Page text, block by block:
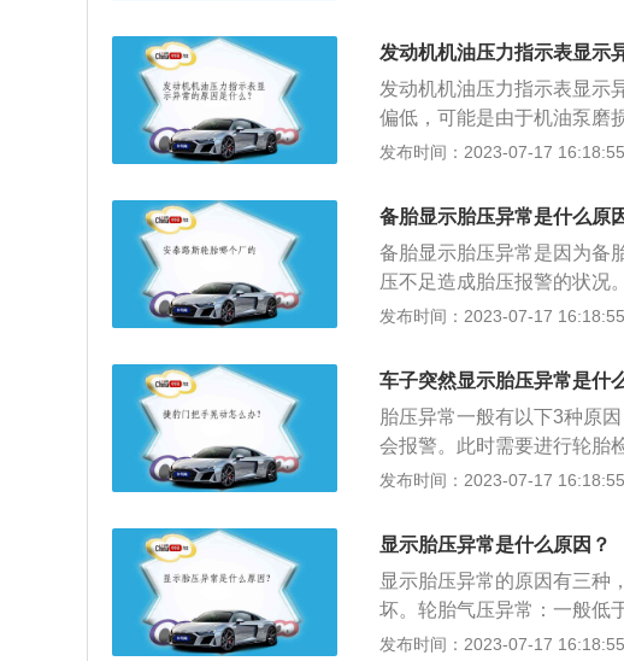
警示灯，如果不能消除，则
过低后果：1、胎压会影响
胎压要高一些；2、偏低的
加剧，而且内部的钢丝、帘
在胎面中心上，导致轮胎中
面时会令车身跳动频率过大
压过高，轮胎的接地面积变
离变得更长，容易发生追尾。
导致轨压跟随性变差，实际
发动机机油压力指示表显示
发动机机油压力指示表显示
偏低，可能是由于机油泵磨
表本身有故障等原因造成的
针显示波动大，可能是由于
油面、机油液面低、油路中
滑油粘度偏低、关注
性差、润滑油过冷粘度太大
示异常。机油压力表即发动
流,改变指针的位置。
发布时间：2023-07-17 16:18:55
备胎显示胎压异常是什么原
备胎显示胎压异常是因为备
压不足造成胎压报警的状况
内，则能够应用。胎压过高
影响汽车的操控性和行驶稳
象，会影响轮胎的使用寿命
国际GBT2978-2008标准的
5bar；增强型轮胎：2.8-
发布时间：2023-07-17 16:18:55
车子突然显示胎压异常是什
胎压异常一般有以下3种原
会报警。此时需要进行轮胎
没有及时地进行胎压复位，
是用来监测轮胎胎压的，直
中轮胎被磕顶坏胎压传感器
题，只能更换全新的配件。
压监测系统进行重置的胎压
胎压监测复位按钮，听到“咚
发布时间：2023-07-17 16:18:55
显示胎压异常是什么原因？
显示胎压异常的原因有三种
坏。轮胎气压异常：一般低
胎检查和调整气压。胎压监
发布时间：2023-07-17 16:18:55